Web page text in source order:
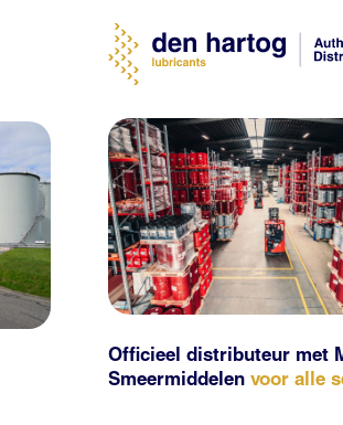
Officieel distributeur met
Smeermiddelen voor alle